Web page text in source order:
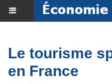
Le tourisme
en France